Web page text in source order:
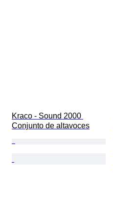
Kraco - Sound 2000
Conjunto de altavoces